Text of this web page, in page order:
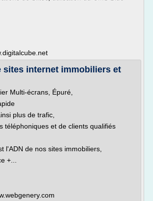
sites internet immobiliers et
Multi-écrans, Épuré,
plus de trafic,
téléphoniques et de clients qualifiés
l'ADN de nos sites immobiliers,
+...